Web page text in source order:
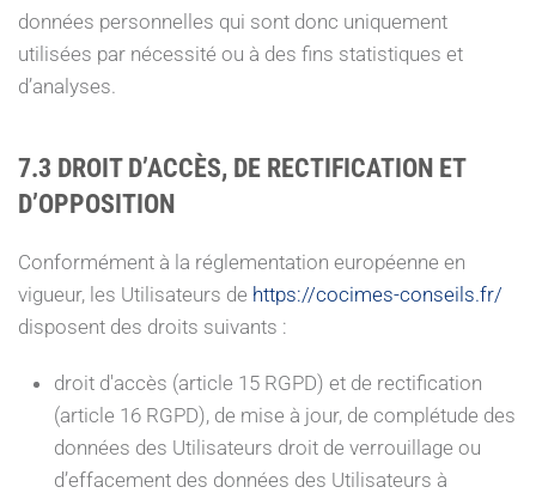
données personnelles qui sont donc uniquement
utilisées par nécessité ou à des fins statistiques et
d’analyses.
7.3 DROIT D’ACCÈS, DE RECTIFICATION ET
D’OPPOSITION
Conformément à la réglementation européenne en
vigueur, les Utilisateurs de https://cocimes-conseils.fr/
disposent des droits suivants :
droit d'accès (article 15 RGPD) et de rectification
(article 16 RGPD), de mise à jour, de complétude des
données des Utilisateurs droit de verrouillage ou
d’effacement des données des Utilisateurs à